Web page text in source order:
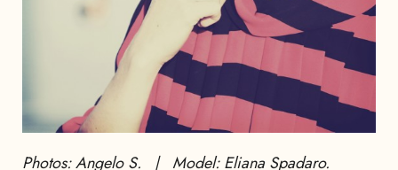
Photos: Angelo S. | Model: Eliana Spadaro.